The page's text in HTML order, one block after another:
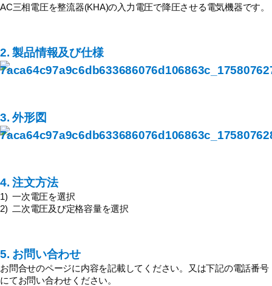
AC三相電圧を整流器(KHA)の入力電圧で降圧させる電気機器です。
2. 製品情報及び仕様
3. 外形図
4. 注文方法
1) 一次電圧を選択
2) 二次電圧及び定格容量を選択
5. お問い合わせ
お問合せのページに内容を記載してください。又は下記の電話番号
にてお問い合わせください。